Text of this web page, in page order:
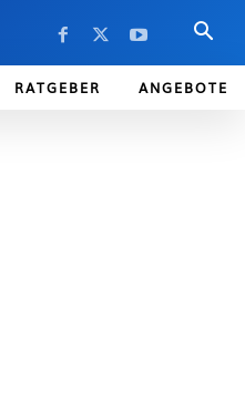
RATGEBER ANGEBOTE